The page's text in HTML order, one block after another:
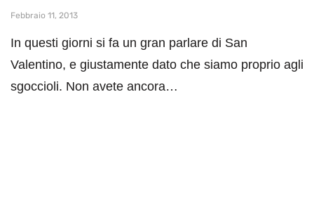
Febbraio 11, 2013
In questi giorni si fa un gran parlare di San
Valentino, e giustamente dato che siamo proprio agli
sgoccioli. Non avete ancora…